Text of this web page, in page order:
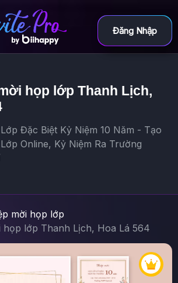
Đăng Nhập
họp lớp Thanh Lịch,
Đặc Biệt Kỷ Niệm 10 Năm - Tạo
Online, Kỷ Niệm Ra Trường
mời họp lớp
họp lớp Thanh Lịch, Hoa Lá 564